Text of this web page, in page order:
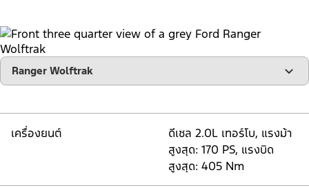
"Select
Ranger Wolftrak
เครื่องยนต์
ดีเซล 2.0L เทอร์โบ, แรงม้า
สูงสุด: 170 PS, แรงบิด
สูงสุด: 405 Nm